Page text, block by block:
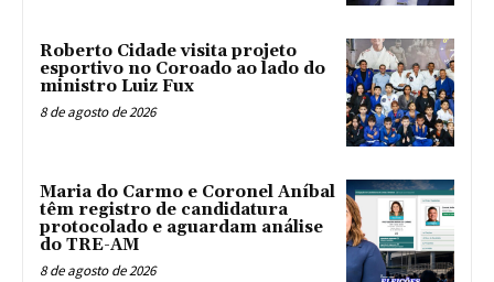
Roberto Cidade visita projeto
esportivo no Coroado ao lado do
ministro Luiz Fux
8 de agosto de 2026
Maria do Carmo e Coronel Aníbal
têm registro de candidatura
protocolado e aguardam análise
do TRE-AM
8 de agosto de 2026